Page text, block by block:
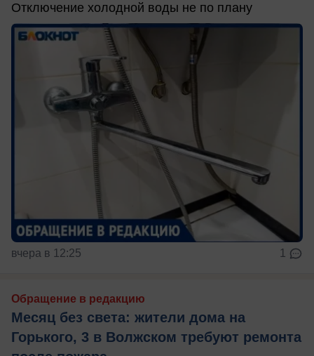
Отключение холодной воды не по плану
вчера в 12:25 1
Обращение в редакцию
Месяц без света: жители дома на
Горького, 3 в Волжском требуют ремонта